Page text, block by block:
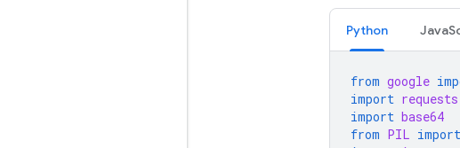
Python
from google
import requests
import base64
from PIL import